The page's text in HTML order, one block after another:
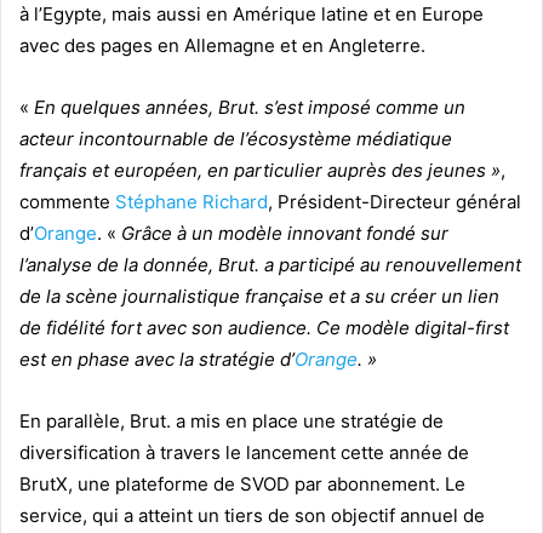
à l’Egypte, mais aussi en Amérique latine et en Europe
avec des pages en Allemagne et en Angleterre.
« En quelques années, Brut. s’est imposé comme un
acteur incontournable de l’écosystème médiatique
français et européen, en particulier auprès des jeunes »,
commente Stéphane Richard, Président-Directeur général
d’Orange. « Grâce à un modèle innovant fondé sur
l’analyse de la donnée, Brut. a participé au renouvellement
de la scène journalistique française et a su créer un lien
de fidélité fort avec son audience. Ce modèle digital-first
est en phase avec la stratégie d’Orange. »
En parallèle, Brut. a mis en place une stratégie de
diversification à travers le lancement cette année de
BrutX, une plateforme de SVOD par abonnement. Le
service, qui a atteint un tiers de son objectif annuel de